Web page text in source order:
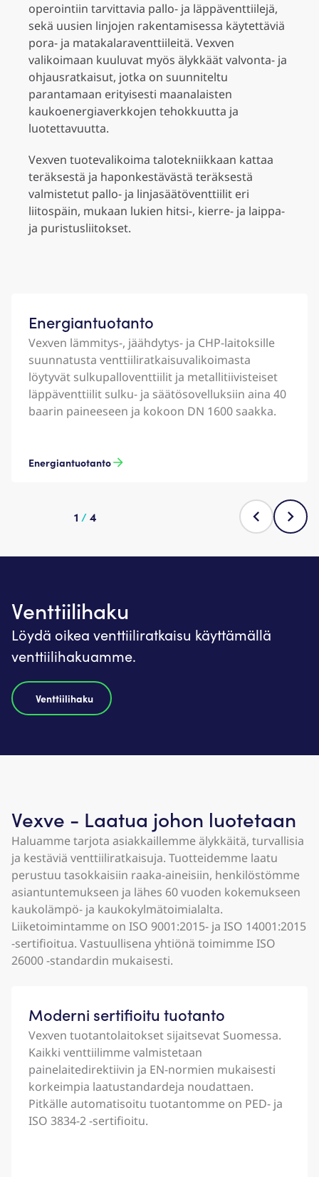
operointiin tarvittavia pallo- ja läppäventtiilejä,
sekä uusien linjojen rakentamisessa käytettäviä
pora- ja matakalaraventtiileitä. Vexven
valikoimaan kuuluvat myös älykkäät valvonta- ja
ohjausratkaisut, jotka on suunniteltu
parantamaan erityisesti maanalaisten
kaukoenergiaverkkojen tehokkuutta ja
luotettavuutta.
Vexven tuotevalikoima talotekniikkaan kattaa
teräksestä ja haponkestävästä teräksestä
valmistetut pallo- ja linjasäätöventtiilit eri
liitospäin, mukaan lukien hitsi-, kierre- ja laippa-
ja puristusliitokset.
Energiantuotanto
Vexven lämmitys-, jäähdytys- ja CHP-laitoksille
suunnatusta venttiiliratkaisuvalikoimasta
löytyvät sulkupalloventtiilit ja metallitiivisteiset
läppäventtiilit sulku- ja säätösovelluksiin aina 40
baarin paineeseen ja kokoon DN 1600 saakka.
Energiantuotanto
1 /4
Venttiilihaku
Löydä oikea venttiiliratkaisu käyttämällä
venttiilihakuamme.
Venttiilihaku
Vexve - Laatua johon luotetaan
Haluamme tarjota asiakkaillemme älykkäitä, turvallisia
ja kestäviä venttiiliratkaisuja. Tuotteidemme laatu
perustuu tasokkaisiin raaka-aineisiin, henkilöstömme
asiantuntemukseen ja lähes 60 vuoden kokemukseen
kaukolämpö- ja kaukokylmätoimialalta.
Liiketoimintamme on ISO 9001:2015- ja ISO 14001:2015
-sertifioitua. Vastuullisena yhtiönä toimimme ISO
26000 -standardin mukaisesti.
Moderni sertifioitu tuotanto
Vexven tuotantolaitokset sijaitsevat Suomessa.
Kaikki venttiilimme valmistetaan
painelaitedirektiivin ja EN-normien mukaisesti
korkeimpia laatustandardeja noudattaen.
Pitkälle automatisoitu tuotantomme on PED- ja
ISO 3834-2 -sertifioitu.